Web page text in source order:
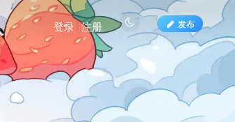
发布
登录 注册